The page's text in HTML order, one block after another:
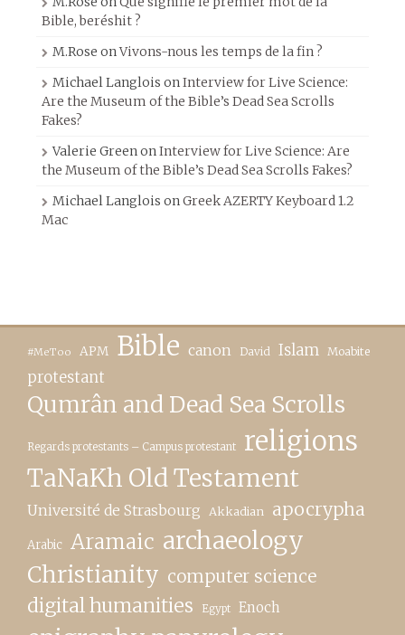
Bible, beréshit ?
M.Rose onVivons-nous les temps de la fin ?
Michael Langlois onInterview for Live Science:
Are the Museum of the Bible’s Dead Sea Scrolls
Fakes?
Valerie GreenonInterview for Live Science: Are
the Museum of the Bible’s Dead Sea Scrolls Fakes?
Michael Langlois onGreek AZERTY Keyboard 1.2
Mac
#MeToo APM Bible canon David Islam Moabite
protestant
Qumrân and Dead Sea Scrolls
Regards protestants – Campus protestant religions
TaNaKh Old Testament
Université de Strasbourg Akkadian apocrypha
Arabic Aramaic archaeology
Christianity computer science
digital humanities Egypt Enoch